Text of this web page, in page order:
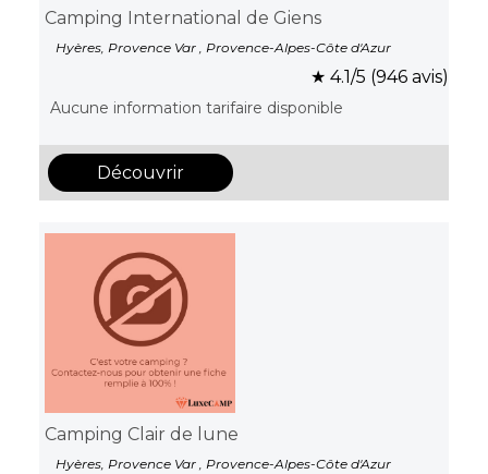
Camping International de Giens
Hyères, Provence Var , Provence-Alpes-Côte d'Azur
★ 4.1/5 (946 avis)
Aucune information tarifaire disponible
Découvrir
Camping Clair de lune
Hyères, Provence Var , Provence-Alpes-Côte d'Azur